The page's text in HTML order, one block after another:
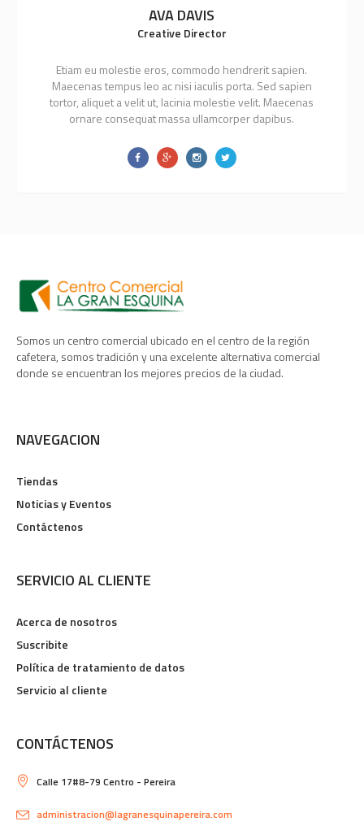
AVA DAVIS
Creative Director
Etiam eu molestie eros, commodo hendrerit sapien.
Maecenas tempus leo ac nisi iaculis porta. Sed sapien
tortor, aliquet a velit ut, lacinia molestie velit. Maecenas
ornare consequat massa ullamcorper dapibus.
Somos un centro comercial ubicado en el centro de la región
cafetera, somos tradición y una excelente alternativa comercial
donde se encuentran los mejores precios de la ciudad.
NAVEGACION
Tiendas
Noticias y Eventos
Contáctenos
SERVICIO AL CLIENTE
Acerca de nosotros
Suscribite
Política de tratamiento de datos
Servicio al cliente
CONTÁCTENOS
Calle 17#8-79 Centro - Pereira
administracion@lagranesquinapereira.com